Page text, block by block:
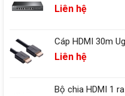
Liên hệ
Cáp HDMI 30m
Liên hệ
Bộ chia HDMI 1